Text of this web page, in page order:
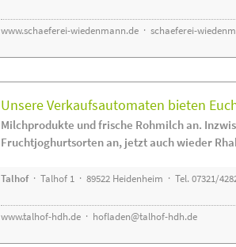
www.schaeferei-wiedenmann.de · schaeferei-
Unsere Verkaufsautomaten bieten
Milchprodukte und frische Rohmilch an.
Fruchtjoghurtsorten an, jetzt auch wieder
Talhof· Talhof 1 · 89522 Heidenheim · Tel. 07321/
www.talhof-hdh.de · hofladen@talhof-hdh.de